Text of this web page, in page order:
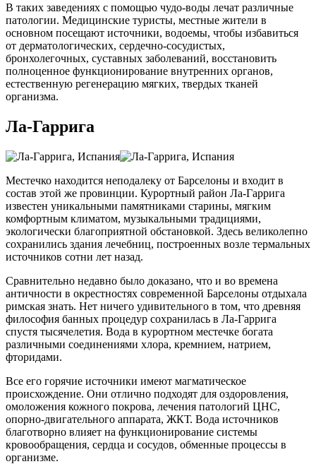
В таких заведениях с помощью чудо-воды лечат различные
патологии. Медицинские туристы, местные жители в
основном посещают источники, водоемы, чтобы избавиться
от дерматологических, сердечно-сосудистых,
бронхолегочных, суставных заболеваний, восстановить
полноценное функционирование внутренних органов,
естественную регенерацию мягких, твердых тканей
организма.
Ла-Гаррига
Местечко находится неподалеку от Барселоны и входит в
состав этой же провинции. Курортный район Ла-Гаррига
известен уникальными памятниками старины, мягким
комфортным климатом, музыкальными традициями,
экологически благоприятной обстановкой. Здесь великолепно
сохранились здания лечебниц, построенных возле термальных
источников сотни лет назад.
Сравнительно недавно было доказано, что и во времена
античности в окрестностях современной Барселоны отдыхала
римская знать. Нет ничего удивительного в том, что древняя
философия банных процедур сохранилась в Ла-Гаррига
спустя тысячелетия. Вода в курортном местечке богата
различными соединениями хлора, кремнием, натрием,
фторидами.
Все его горячие источники имеют магматическое
происхождение. Они отлично подходят для оздоровления,
омоложения кожного покрова, лечения патологий ЦНС,
опорно-двигательного аппарата, ЖКТ. Вода источников
благотворно влияет на функционирование системы
кровообращения, сердца и сосудов, обменные процессы в
организме.